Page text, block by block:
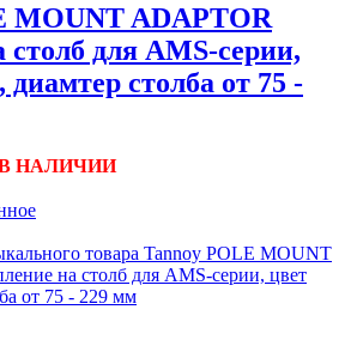
MOUNT ADAPTOR
столб для AMS-серии,
столба от 75 -
НАЛИЧИИ